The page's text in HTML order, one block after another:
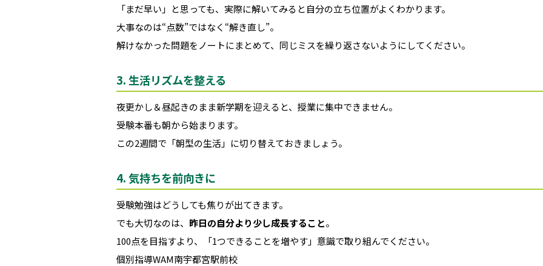
「まだ早い」と思っても、実際に解いてみると自分の立ち位置がよくわかります。
大事なのは“点数”ではなく“解き直し”。
解けなかった問題をノートにまとめて、同じミスを繰り返さないようにしてください。
3. 生活リズムを整える
夜更かし＆昼起きのまま新学期を迎えると、授業に集中できません。
受験本番も朝から始まります。
この2週間で「朝型の生活」に切り替えておきましょう。
4. 気持ちを前向きに
受験勉強はどうしても焦りが出てきます。
でも大切なのは、 昨日の自分より少し成長すること。
100点を目指すより、「1つできることを増やす」意識で取り組んでください。
個別指導WAM南宇都宮駅前校